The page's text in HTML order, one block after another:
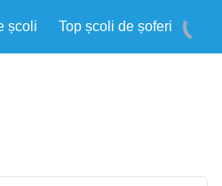
școli Top școli de șoferi